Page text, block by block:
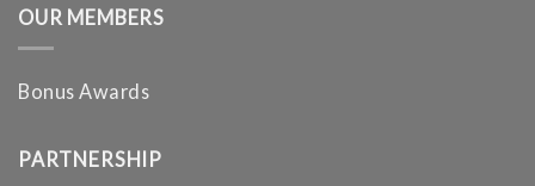
OUR MEMBERS
Bonus Awards
PARTNERSHIP